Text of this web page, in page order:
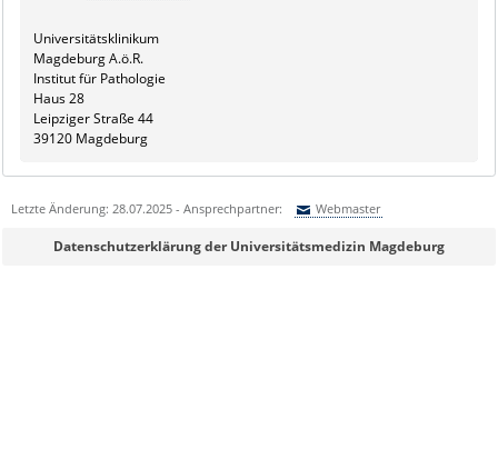
Universitätsklinikum
Magdeburg A.ö.R.
Institut für Pathologie
Haus 28
Leipziger Straße 44
39120 Magdeburg
Letzte Änderung: 28.07.2025 - Ansprechpartner: Webmaster
Sie können eine Nachricht versenden an:Webmaster
Datenschutzerklärung der Universitätsmedizin Magdeburg